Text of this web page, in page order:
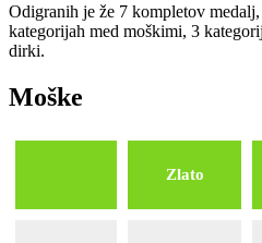
Odigranih je že 7 kompletov
kategorijah med moškimi, 3
dirki.
Moške
Zlato